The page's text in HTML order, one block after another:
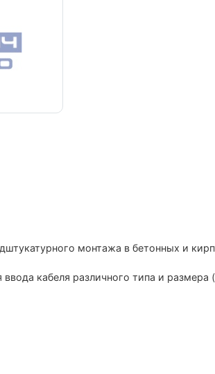
монтажа в бетонных и
кабеля различного типа и размера